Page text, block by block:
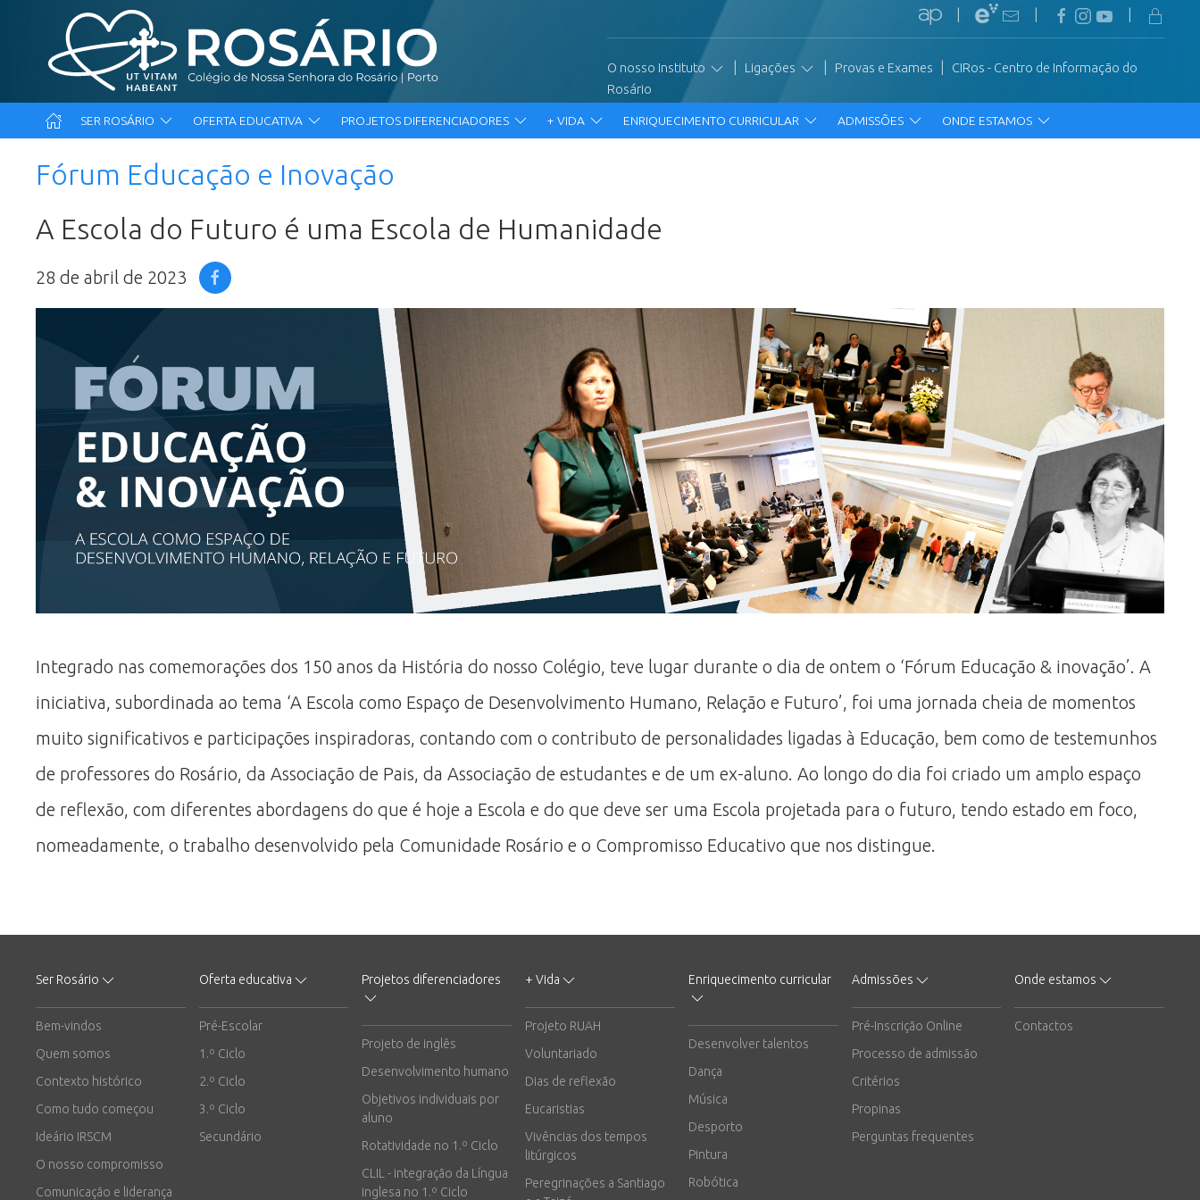
O nosso Instituto Ligações Provas e Exames
CIRos - Centro de Informação do
Rosário
SER ROSÁRIO OFERTA EDUCATIVA PROJETOS DIFERENCIADORES + VIDA ENRIQUECIMENTO CURRICULAR ADMISSÕES ONDE ESTAMOS
Fórum Educação e Inovação
A Escola do Futuro é uma Escola de Humanidade
28 de abril de 2023
Integrado nas comemorações dos 150 anos da História do nosso Colégio, teve lugar durante o dia de ontem o ‘Fórum Educação & inovação’. A
iniciativa, subordinada ao tema ‘A Escola como Espaço de Desenvolvimento Humano, Relação e Futuro’, foi uma jornada cheia de momentos
muito significativos e participações inspiradoras, contando com o contributo de personalidades ligadas à Educação, bem como de testemunhos
de professores do Rosário, da Associação de Pais, da Associação de estudantes e de um ex-aluno. Ao longo do dia foi criado um amplo espaço
de reflexão, com diferentes abordagens do que é hoje a Escola e do que deve ser uma Escola projetada para o futuro, tendo estado em foco,
nomeadamente, o trabalho desenvolvido pela Comunidade Rosário e o Compromisso Educativo que nos distingue.
Ser Rosário
Bem-vindos
Quem somos
Contexto histórico
Como tudo começou
Ideário IRSCM
O nosso compromisso
Comunicação e liderança
Oferta educativa
Pré-Escolar
1.º Ciclo
2.º Ciclo
3.º Ciclo
Secundário
Projetos diferenciadores
Projeto de inglês
Desenvolvimento humano
Objetivos individuais por
aluno
Rotatividade no 1.º Ciclo
CLIL - integração da Língua
inglesa no 1.º Ciclo
+ Vida
Projeto RUAH
Voluntariado
Dias de reflexão
Eucaristias
Vivências dos tempos
litúrgicos
Peregrinações a Santiago
Enriquecimento curricular
Desenvolver talentos
Dança
Música
Desporto
Pintura
Robótica
Admissões
Pré-Inscrição Online
Processo de admissão
Critérios
Propinas
Perguntas frequentes
Onde estamos
Contactos